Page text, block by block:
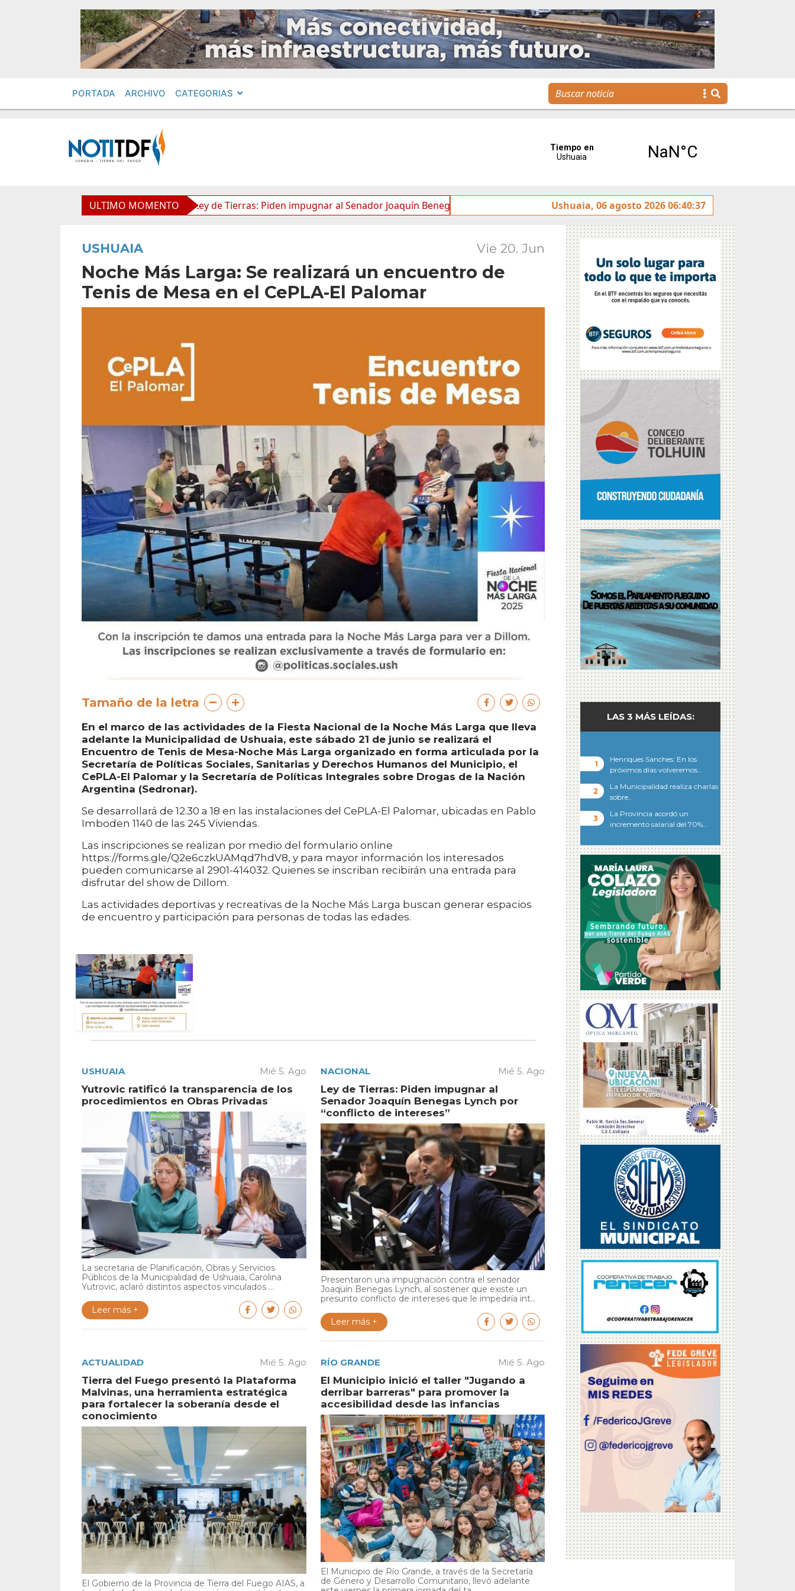
PORTADA ARCHIVO CATEGORIAS
ULTIMO MOMENTO
en Obras Privadas Ley de Tierras: Piden impugnar al Senador Joaquín Benegas Lynch por “conflicto de intereses” Tierra del Fuego presentó la Plataforma
Ushuaia, 06 agosto 2026 06:40:37
USHUAIA Vie 20. Jun
Noche Más Larga: Se realizará un encuentro de
Tenis de Mesa en el CePLA-El Palomar
Tamaño de la letra
En el marco de las actividades de la Fiesta Nacional de la Noche Más Larga que lleva
adelante la Municipalidad de Ushuaia, este sábado 21 de junio se realizará el
Encuentro de Tenis de Mesa-Noche Más Larga organizado en forma articulada por la
Secretaría de Políticas Sociales, Sanitarias y Derechos Humanos del Municipio, el
CePLA-El Palomar y la Secretaría de Políticas Integrales sobre Drogas de la Nación
Argentina (Sedronar).
Se desarrollará de 12.30 a 18 en las instalaciones del CePLA-El Palomar, ubicadas en Pablo
Imboden 1140 de las 245 Viviendas.
Las inscripciones se realizan por medio del formulario online
https://forms.gle/Q2e6czkUAMqd7hdV8, y para mayor información los interesados
pueden comunicarse al 2901-414032. Quienes se inscriban recibirán una entrada para
disfrutar del show de Dillom.
Las actividades deportivas y recreativas de la Noche Más Larga buscan generar espacios
de encuentro y participación para personas de todas las edades.
USHUAIA Mié 5. Ago
Yutrovic ratificó la transparencia de los
procedimientos en Obras Privadas
La secretaria de Planificación, Obras y Servicios
Públicos de la Municipalidad de Ushuaia, Carolina
Yutrovic, aclaró distintos aspectos vinculados ...
Leer más +
NACIONAL Mié 5. Ago
Ley de Tierras: Piden impugnar al
Senador Joaquín Benegas Lynch por
“conflicto de intereses”
Presentaron una impugnación contra el senador
Joaquín Benegas Lynch, al sostener que existe un
presunto conflicto de intereses que le impediría int...
Leer más +
ACTUALIDAD Mié 5. Ago
Tierra del Fuego presentó la Plataforma
Malvinas, una herramienta estratégica
para fortalecer la soberanía desde el
conocimiento
El Gobierno de la Provincia de Tierra del Fuego AIAS, a
RÍO GRANDE Mié 5. Ago
El Municipio inició el taller "Jugando a
derribar barreras" para promover la
accesibilidad desde las infancias
El Municipio de Río Grande, a través de la Secretaría
de Género y Desarrollo Comunitario, llevó adelante
LAS 3 MÁS LEÍDAS:
Henriques Sanches: En los
próximos días volveremos…
La Municipalidad realiza charlas
sobre…
La Provincia acordó un
incremento salarial del 70%…